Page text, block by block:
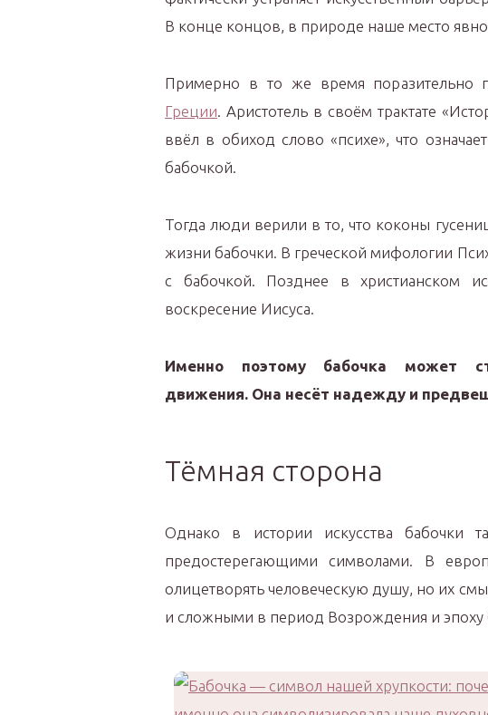
В конце концов, в природе наше место
Примерно в то же время поразительно
Греции. Аристотель в своём трактате
ввёл в обиход слово «психе», что
бабочкой.
Тогда люди верили в то, что коконы
жизни бабочки. В греческой мифологии
с бабочкой. Позднее в христианском
воскресение Иисуса.
Именно поэтому бабочка может
движения. Она несёт надежду и
Тёмная сторона
Однако в истории искусства бабочки
предостерегающими символами. В
олицетворять человеческую душу, но их
и сложными в период Возрождения и эпоху